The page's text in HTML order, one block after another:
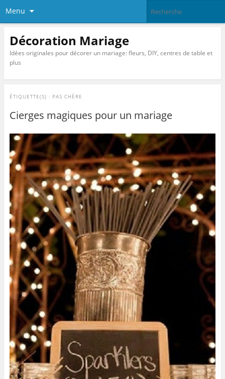
Menu
Décoration Mariage
Idées originales pour décorer un mariage: fleurs, DIY, centres de table et
plus
ÉTIQUETTE(S) : PAS CHÈRE
Cierges magiques pour un mariage